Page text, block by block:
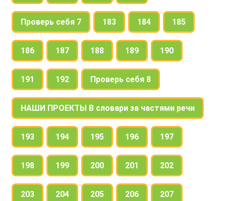
Проверь себя 7 183 184 185
186 187 188 189 190
191 192 Проверь себя 8
НАШИ ПРОЕКТЫ В словари за частями речи
193 194 195 196 197
198 199 200 201 202
203 204 205 206 207